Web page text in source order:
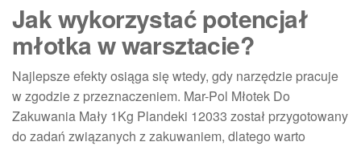
Jak wykorzystać potencjał
młotka w warsztacie?
Najlepsze efekty osiąga się wtedy, gdy narzędzie pracuje
w zgodzie z przeznaczeniem. Mar-Pol Młotek Do
Zakuwania Mały 1Kg Plandeki 12033 został przygotowany
do zadań związanych z zakuwaniem, dlatego warto